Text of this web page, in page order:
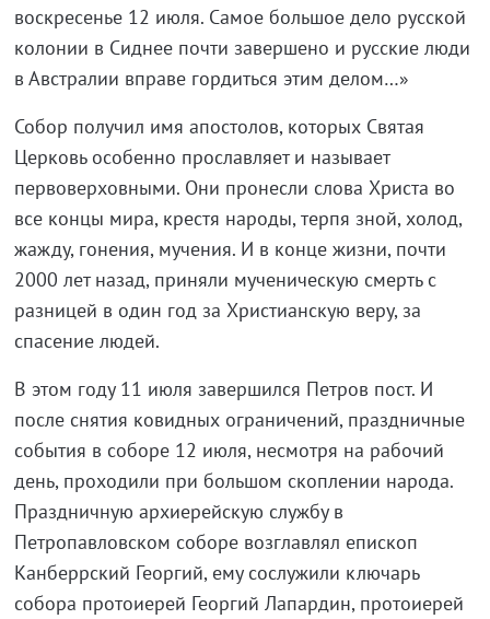
воскресенье 12 июля. Самое большое дело русской
колонии в Сиднее почти завершено и русские люди
в Австралии вправе гордиться этим делом…»
Собор получил имя апостолов, которых Святая
Церковь особенно прославляет и называет
первоверховными. Они пронесли слова Христа во
все концы мира, крестя народы, терпя зной, холод,
жажду, гонения, мучения. И в конце жизни, почти
2000 лет назад, приняли мученическую смерть с
разницей в один год за Христианскую веру, за
спасение людей.
В этом году 11 июля завершился Петров пост. И
после снятия ковидных ограничений, праздничные
события в соборе 12 июля, несмотря на рабочий
день, проходили при большом скоплении народа.
Праздничную архиерейскую службу в
Петропавловском соборе возглавлял епископ
Канберрский Георгий, ему сослужили ключарь
собора протоиерей Георгий Лапардин, протоиерей